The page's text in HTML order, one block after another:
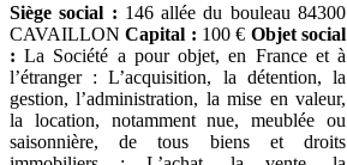
Siège social : 146 allée du bouleau 84300
CAVAILLONCapital : 100 € Objet social
: La Société a pour objet, en France et à
l’étranger : L’acquisition, la détention, la
gestion, l’administration, la mise en valeur,
la location, notamment nue, meublée ou
saisonnière, de tous biens et droits